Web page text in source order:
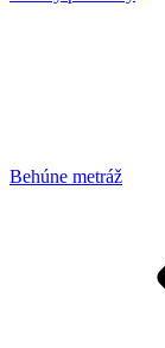
Behúne metráž